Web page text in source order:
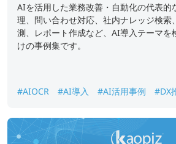
AIを活用した業務改善・自動化の代表的
理、問い合わせ対応、社内ナレッジ検索
測、レポート作成など、AI導入テーマを
けの事例集です。
#AIOCR #AI導入 #AI活用事例 #DX